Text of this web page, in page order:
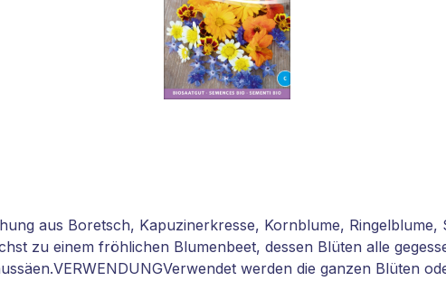
aus Boretsch, Kapuzinerkresse, Kornblume,
zu einem fröhlichen Blumenbeet, dessen Blüten alle
werden die ganzen Blüten